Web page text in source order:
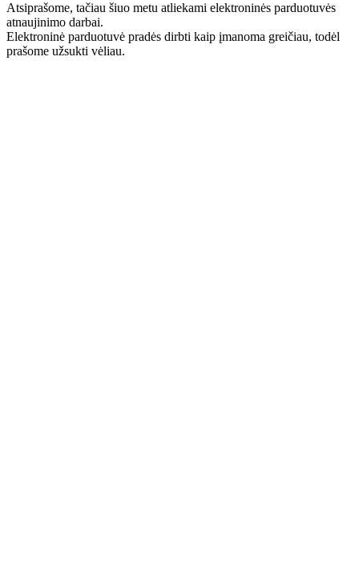
Atsiprašome, tačiau šiuo metu atliekami elektroninės parduotuvės
atnaujinimo darbai.
Elektroninė parduotuvė pradės dirbti kaip įmanoma greičiau, todėl
prašome užsukti vėliau.